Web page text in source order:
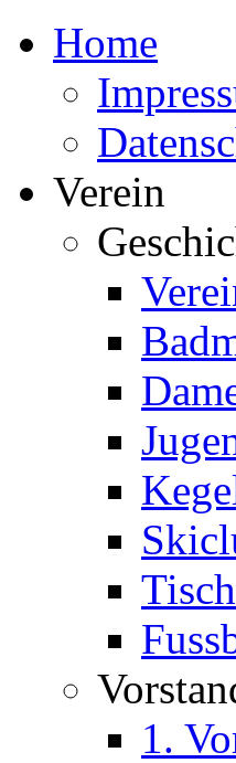
Home
Verein
1.